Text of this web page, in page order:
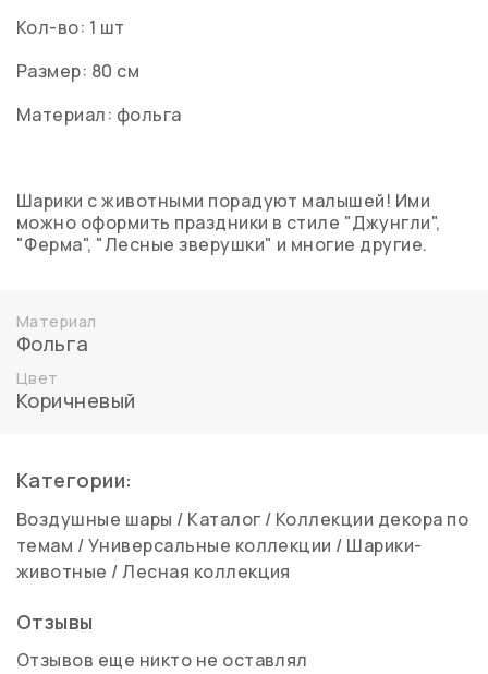
Кол-во: 1 шт
Размер: 80 см
Материал: фольга
Шарики с животными порадуют малышей! Ими
можно оформить праздники в стиле "Джунгли",
"Ферма", "Лесные зверушки" и многие другие.
Материал
Фольга
Цвет
Коричневый
Категории:
Воздушные шары / Каталог / Коллекции декора по
темам /Универсальные коллекции / Шарики-
животные /Лесная коллекция
Отзывы
Отзывов еще никто не оставлял